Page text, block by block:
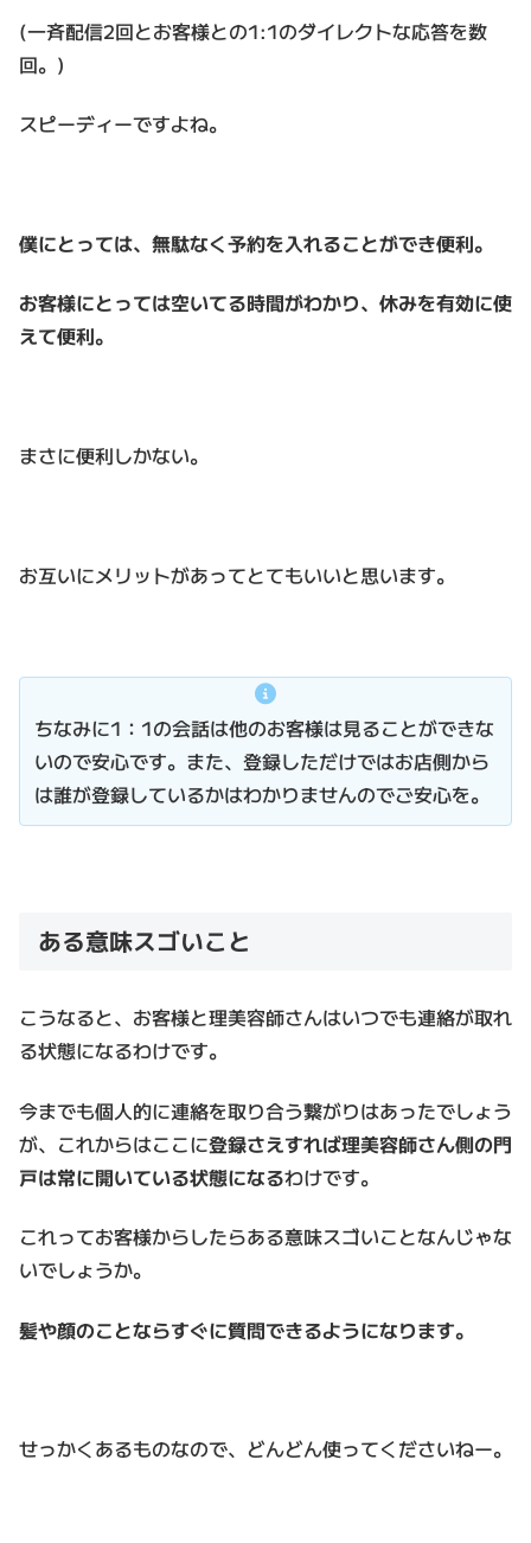
(一斉配信2回とお客様との1:1のダイレクトな応答を数
回。)
スピーディーですよね。
僕にとっては、無駄なく予約を入れることができ便利。
お客様にとっては空いてる時間がわかり、休みを有効に使
えて便利。
まさに便利しかない。
お互いにメリットがあってとてもいいと思います。
ちなみに1：1の会話は他のお客様は見ることができな
いので安心です。また、登録しただけではお店側から
は誰が登録しているかはわかりませんのでご安心を。
ある意味スゴいこと
こうなると、お客様と理美容師さんはいつでも連絡が取れ
る状態になるわけです。
今までも個人的に連絡を取り合う繋がりはあったでしょう
が、これからはここに登録さえすれば理美容師さん側の門
戸は常に開いている状態になるわけです。
これってお客様からしたらある意味スゴいことなんじゃな
いでしょうか。
髪や顔のことならすぐに質問できるようになります。
せっかくあるものなので、どんどん使ってくださいねー。